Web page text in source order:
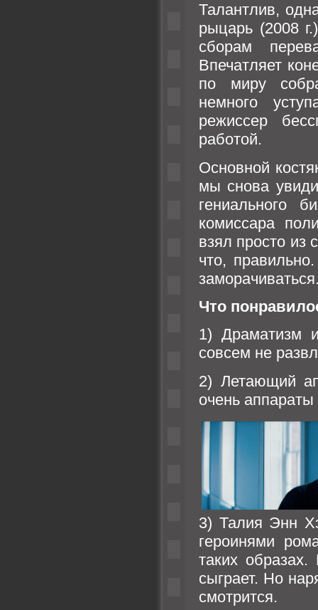
Талантлив,
рыцарь (2008
сборам
Впечатляет
по миру
немного
режиссер
работой.
Основной
мы снова
гениального
комиссара
взял просто из
что,
Что
1) Драматизм
совсем не
2) Летающий
очень
3) Талия Энн
героинями
таких
сыграет. Но
смотрится.